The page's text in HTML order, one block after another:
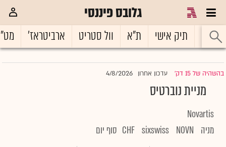
גלובס פיננסי
ראשי תיק אישי ת"א וול סטריט ארביטראז'
בהשהיה של 15 דק' |עדכון אחרון 4/8/2026
מניית נוברטיס
Novartis
מניה
NOVN
sixswiss
CHF סוף יום